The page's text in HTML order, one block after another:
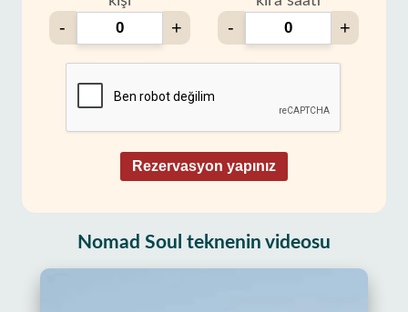
- + - +
Rezervasyon yapınız
Nomad Soul teknenin videosu